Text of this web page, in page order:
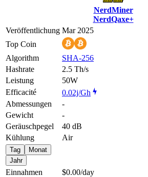
NerdMiner
NerdQaxe+
Veröffentlichung Mar 2025
Top Coin
Algorithm
SHA-256
Hashrate
2.5 Th/s
Leistung
50W
Efficacité
0.02j/Gh
Abmessungen
-
Gewicht
-
Geräuschpegel
40 dB
Kühlung
Air
Tag
Monat
Jahr
Einnahmen $0.00/day